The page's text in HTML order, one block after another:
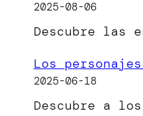
2025-08-06
Descubre las
Los
2025-06-18
Descubre a